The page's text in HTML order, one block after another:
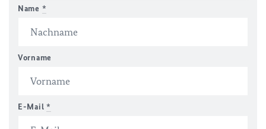
Name *
Vorname
E-Mail *